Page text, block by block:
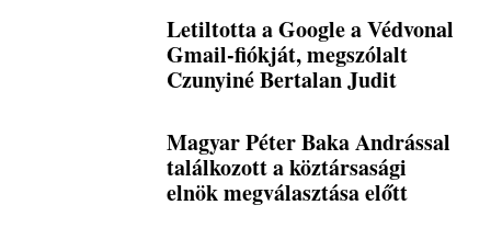
Letiltotta a Google a Védvonal
Gmail-fiókját, megszólalt
Czunyiné Bertalan Judit
Magyar Péter Baka Andrással
találkozott a köztársasági
elnök megválasztása előtt